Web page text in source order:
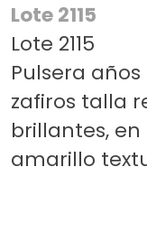
Lote 2115
Lote 2115
Pulsera
zafiros talla
brillantes,
amarillo